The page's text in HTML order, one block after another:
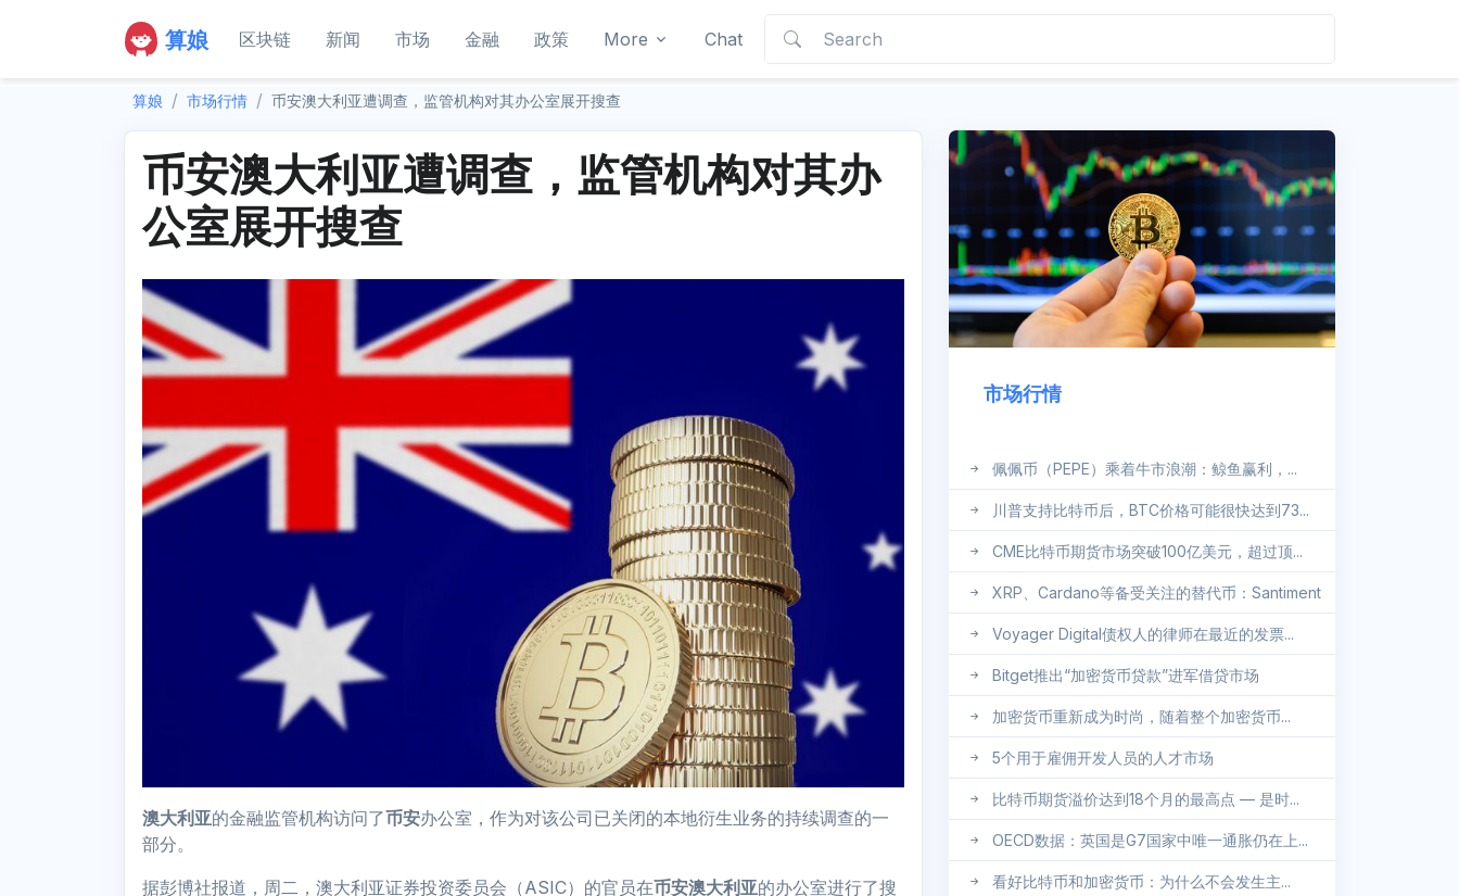
算娘 区块链 新闻 市场 金融 政策 More Chat
算娘 市场行情 币安澳大利亚遭调查，监管机构对其办公室展开搜查
币安澳大利亚遭调查，监管机构对其办
公室展开搜查
澳大利亚的金融监管机构访问了币安办公室，作为对该公司已关闭的本地衍生业务的持续调查的一
部分。
据彭博社报道，周二，澳大利亚证券投资委员会（ASIC）的官员在币安澳大利亚的办公室进行了搜
市场行情
佩佩币（PEPE）乘着牛市浪潮：鲸鱼赢利，...
川普支持比特币后，BTC价格可能很快达到73...
CME比特币期货市场突破100亿美元，超过顶...
XRP、Cardano等备受关注的替代币：Santiment
Voyager Digital债权人的律师在最近的发票...
Bitget推出“加密货币贷款”进军借贷市场
加密货币重新成为时尚，随着整个加密货币...
5个用于雇佣开发人员的人才市场
比特币期货溢价达到18个月的最高点 — 是时...
OECD数据：英国是G7国家中唯一通胀仍在上...
看好比特币和加密货币：为什么不会发生主...